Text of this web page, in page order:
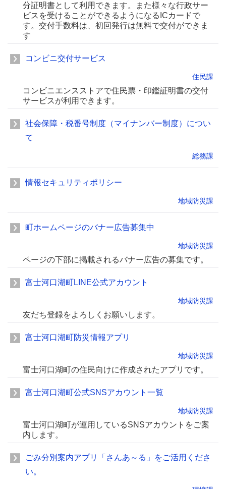
分証明書として利用できます。また様々な行政サー
ビスを受けることができるようになるICカードで
す。交付手数料は、初回発行は無料で交付ができま
す
コンビニ交付サービス
住民課
コンビニエンスストアで住民票・印鑑証明書の交付
サービスが利用できます。
社会保障・税番号制度（マイナンバー制度）につい
て
総務課
情報セキュリティポリシー
地域防災課
町ホームページのバナー広告募集中
地域防災課
ページの下部に掲載されるバナー広告の募集です。
富士河口湖町LINE公式アカウント
地域防災課
友だち登録をよろしくお願いします。
富士河口湖町防災情報アプリ
地域防災課
富士河口湖町の住民向けに作成されたアプリです。
富士河口湖町公式SNSアカウント一覧
地域防災課
富士河口湖町が運用しているSNSアカウントをご案
内します。
ごみ分別案内アプリ「さんあ～る」をご活用くださ
い。